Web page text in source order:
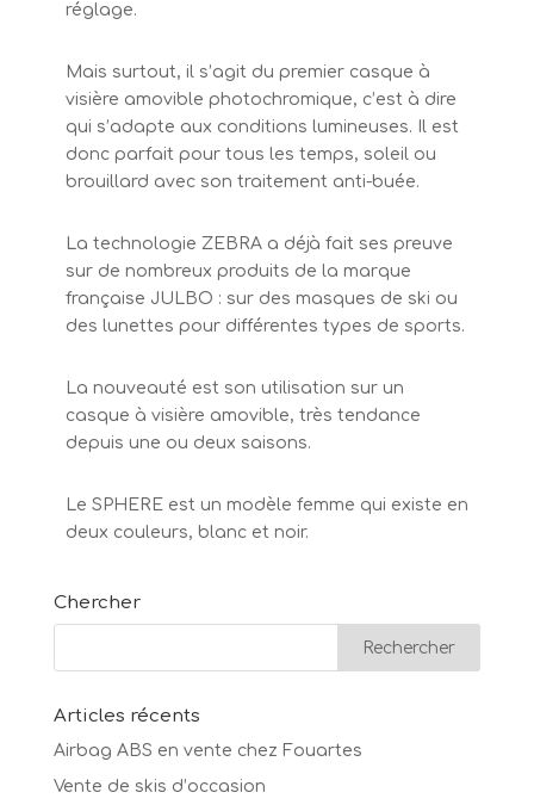
réglage.
Mais surtout, il s’agit du premier casque à
visière amovible photochromique, c’est à dire
qui s’adapte aux conditions lumineuses. Il est
donc parfait pour tous les temps, soleil ou
brouillard avec son traitement anti-buée.
La technologie ZEBRA a déjà fait ses preuve
sur de nombreux produits de la marque
française JULBO : sur des masques de ski ou
des lunettes pour différentes types de sports.
La nouveauté est son utilisation sur un
casque à visière amovible, très tendance
depuis une ou deux saisons.
Le SPHERE est un modèle femme qui existe en
deux couleurs, blanc et noir.
Chercher
Articles récents
Airbag ABS en vente chez Fouartes
Vente de skis d’occasion